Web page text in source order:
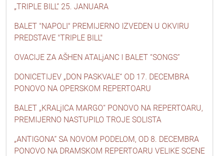
„TRIPLE BILL” 25. JANUARA
BALET "NAPOLI" PREMIJERNO IZVEDEN U OKVIRU
PREDSTAVE "TRIPLE BILL"
OVACIJE ZA AŠHEN ATALjANC I BALET “SONGS”
DONICETIJEV „DON PASKVALE“ OD 17. DECEMBRA
PONOVO NA OPERSKOM REPERTOARU
BALET „KRALjICA MARGO“ PONOVO NA REPERTOARU,
PREMIJERNO NASTUPILO TROJE SOLISTA
„ANTIGONA” SA NOVOM PODELOM, OD 8. DECEMBRA
PONOVO NA DRAMSKOM REPERTOARU VELIKE SCENE